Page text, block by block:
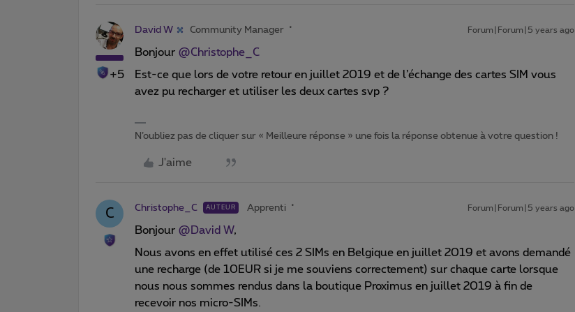
+5
David W Community Manager Forum|Forum|5 years ago
Bonjour @Christophe_C
Est-ce que lors de votre retour en juillet 2019 et de l’échange des cartes SIM vous
avez pu recharger et utiliser les deux cartes svp ?
N’oubliez pas de cliquer sur « Meilleure réponse » une fois la réponse obtenue à votre question !
J'aime
C Christophe_C AUTEUR Apprenti Forum|Forum|5 years ago
Bonjour @David W,
Nous avons en effet utilisé ces 2 SIMs en Belgique en juillet 2019 et avons demandé
une recharge (de 10EUR si je me souviens correctement) sur chaque carte lorsque
nous nous sommes rendus dans la boutique Proximus en juillet 2019 à fin de
recevoir nos micro-SIMs.